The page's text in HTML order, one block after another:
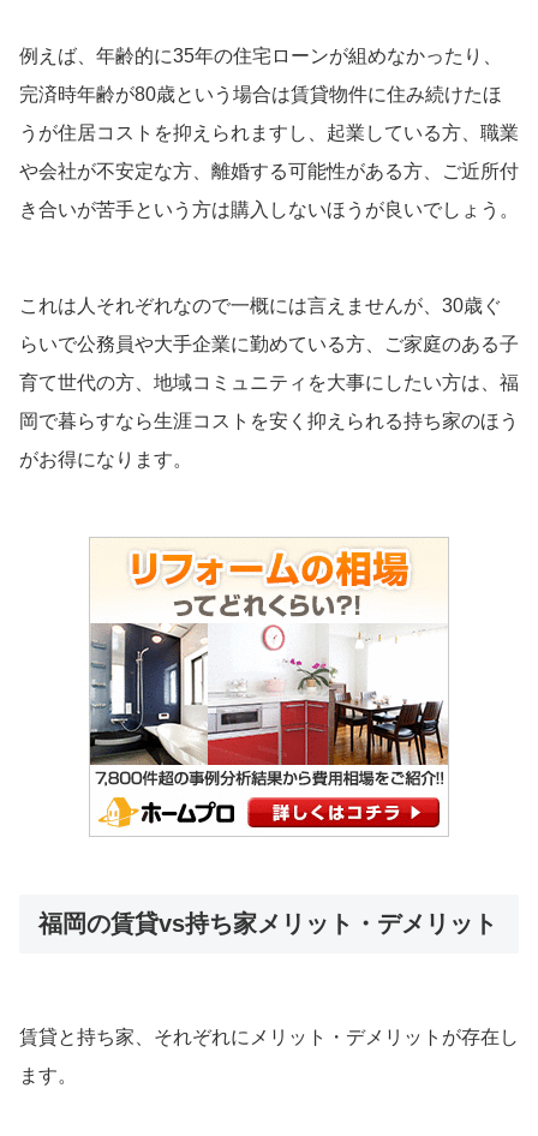
例えば、年齢的に35年の住宅ローンが組めなかったり、
完済時年齢が80歳という場合は賃貸物件に住み続けたほ
うが住居コストを抑えられますし、起業している方、職業
や会社が不安定な方、離婚する可能性がある方、ご近所付
き合いが苦手という方は購入しないほうが良いでしょう。
これは人それぞれなので一概には言えませんが、30歳ぐ
らいで公務員や大手企業に勤めている方、ご家庭のある子
育て世代の方、地域コミュニティを大事にしたい方は、福
岡で暮らすなら生涯コストを安く抑えられる持ち家のほう
がお得になります。
福岡の賃貸vs持ち家メリット・デメリット
賃貸と持ち家、それぞれにメリット・デメリットが存在し
ます。